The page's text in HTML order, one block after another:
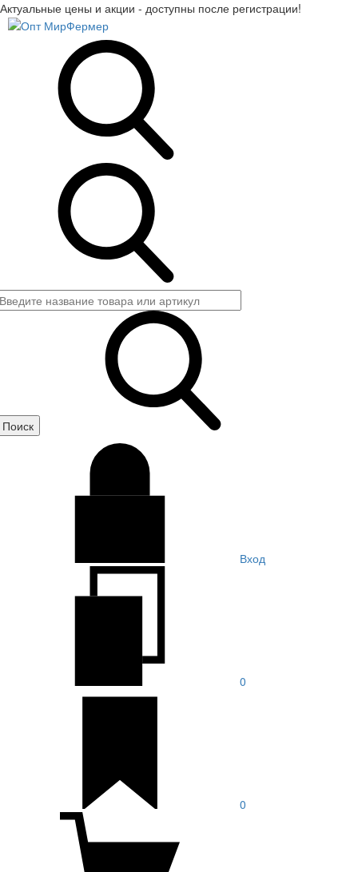
Актуальные цены и акции - доступны после регистрации!
Вход
0
0